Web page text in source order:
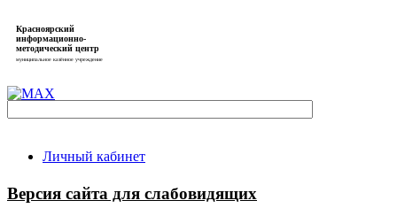
Красноярский
информационно-
методический центр
муниципальное казённое учреждение
Личный кабинет
Версия сайта для слабовидящих